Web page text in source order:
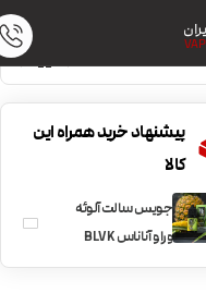
پیشنهاد خرید همراه این
کالا
جویس سالت آلوئه
ورا و آناناس BLVK
Aloe Pineapple